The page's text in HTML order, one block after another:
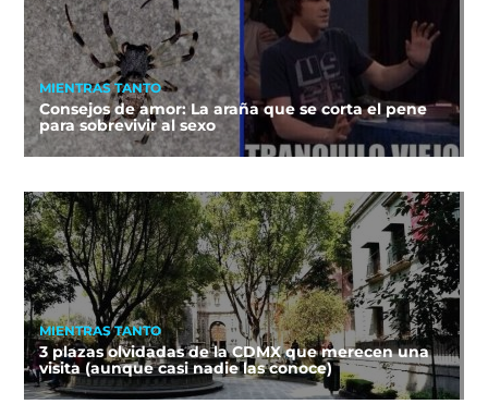
MIENTRAS TANTO
Consejos de amor: La araña que se corta el pene
para sobrevivir al sexo
MIENTRAS TANTO
3 plazas olvidadas de la CDMX que merecen una
visita (aunque casi nadie las conoce)